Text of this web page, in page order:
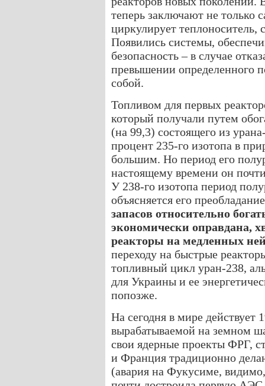
теперь заключают не только
циркулирует
Появились системы,
безопасность – в случае
превышении определенного
собой.
Топливом для первых
который получали путем
(на 99,3) состоящего из
процент 235-го изотопа в
большим. Но период его
настоящему времени он
У 238-го изотопа период
объясняется его
запасов относительно
экономически оправдана,
реакторы на медленных
переходу на быстрые
топливный цикл уран-238,
для Украины и ее
попозже.
На сегодня в мире
вырабатываемой на земном
свои ядерные проекты ФРГ,
и Франция традиционно
(авария на Фукусиме,